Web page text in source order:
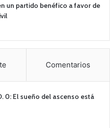
un partido benéfico a favor de
Comentarios
0: El sueño del ascenso está